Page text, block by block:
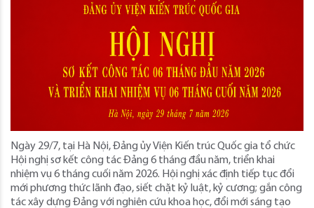
Ngày 29/7, tại Hà Nội, Đảng ủy Viện Kiến trúc Quốc gia tổ chức
Hội nghị sơ kết công tác Đảng 6 tháng đầu năm, triển khai
nhiệm vụ 6 tháng cuối năm 2026. Hội nghị xác định tiếp tục đổi
mới phương thức lãnh đạo, siết chặt kỷ luật, kỷ cương; gắn công
tác xây dựng Đảng với nghiên cứu khoa học, đổi mới sáng tạo